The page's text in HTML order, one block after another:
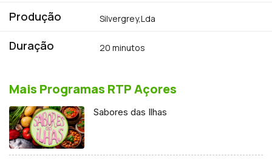
Produção Silvergrey,Lda
Duração 20 minutos
Mais Programas RTP Açores
Sabores das Ilhas